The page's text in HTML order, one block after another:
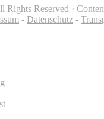
Rights Reserved ·
- Datenschutz -